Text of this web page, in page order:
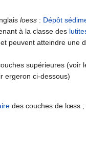
loess : Dépôt
à la classe des
et peuvent atteindre une
supérieures (voir
ergeron ci-dessous)
des couches de lœss ;